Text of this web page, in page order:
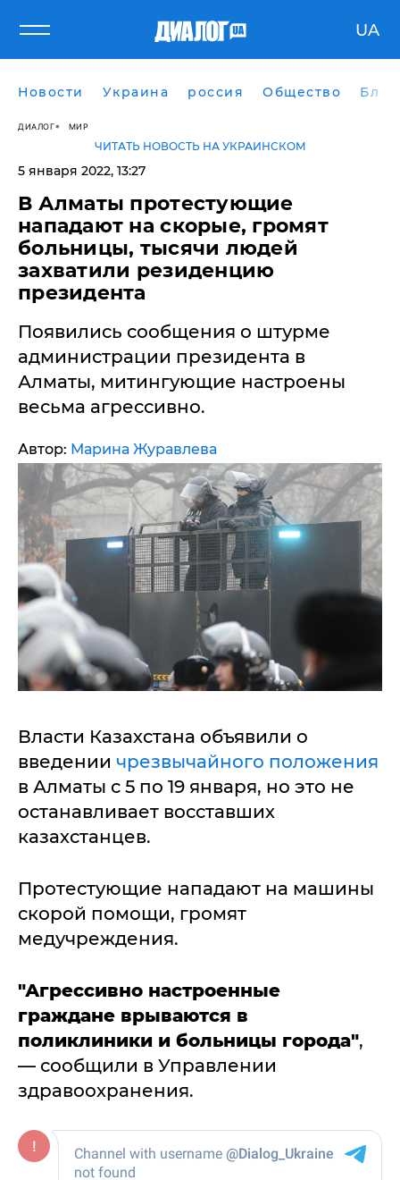
UA
Новости Украина россия Общество
ДИАЛОГ МИР
ЧИТАТЬ НОВОСТЬ НА УКРАИНСКОМ
5 января 2022, 13:27
В Алматы протестующие
нападают на скорые, громят
больницы, тысячи людей
захватили резиденцию
президента
Появились сообщения о штурме
администрации президента в
Алматы, митингующие настроены
весьма агрессивно.
Автор: Марина Журавлева
Власти Казахстана объявили о
введении чрезвычайного положения
в Алматы с 5 по 19 января, но это не
останавливает восставших
казахстанцев.
Протестующие нападают на машины
скорой помощи, громят
медучреждения.
"Агрессивно настроенные
граждане врываются в
поликлиники и больницы города",
— сообщили в Управлении
здравоохранения.